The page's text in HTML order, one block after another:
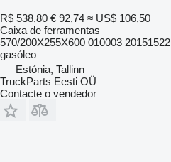
R$ 538,80 € 92,74 ≈ US$ 106,50
Caixa de ferramentas
570/200X255X600 010003 20151522
gasóleo
Estónia, Tallinn
TruckParts Eesti OÜ
Contacte o vendedor